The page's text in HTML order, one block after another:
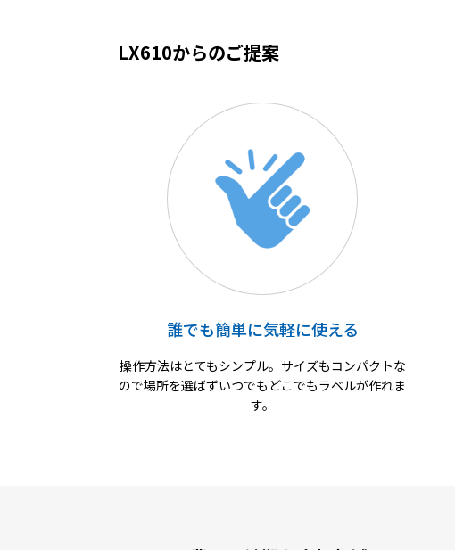
LX610からのご提案
誰でも簡単に気軽に使える
操作方法はとてもシンプル。サイズもコンパクトな
ので場所を選ばずいつでもどこでもラベルが作れま
す。